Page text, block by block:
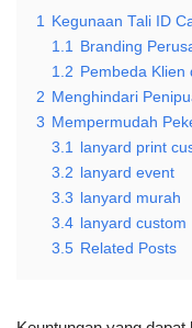
1
Kegunaan Tali ID
1.1
Branding
1.2 Pembeda Klien
2 Menghindari
3 Mempermudah
3.1
lanyard print
3.2
lanyard event
3.3
lanyard murah
3.4 lanyard custom
3.5 Related Posts